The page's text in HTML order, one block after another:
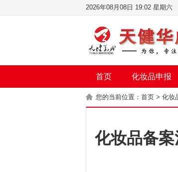
2026年08月08日 19:02 星期六
首页 化妆品申报
您的当前位置： 首页 > 化妆
化妆品备